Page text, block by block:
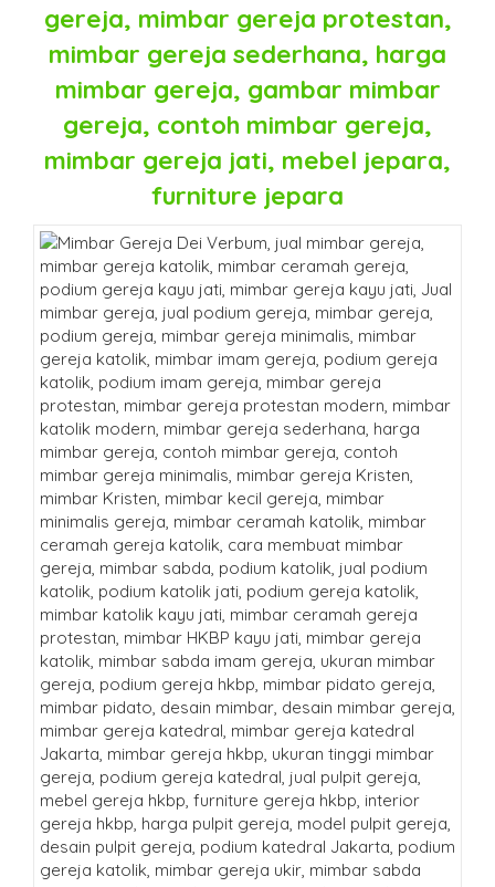
gereja, mimbar gereja protestan,
mimbar gereja sederhana, harga
mimbar gereja, gambar mimbar
gereja, contoh mimbar gereja,
mimbar gereja jati, mebel jepara,
furniture jepara